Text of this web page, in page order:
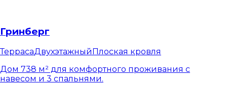
Гринберг
ТеррасаДвухэтажныйПлоская кровля
Дом 738 м² для комфортного проживания с
навесом и 3 спальнями.